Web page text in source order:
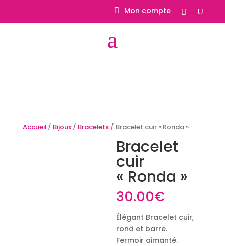
Mon compte
Accueil/ Bijoux/ Bracelets/ Bracelet cuir « Ronda »
Bracelet
cuir
« Ronda »
30.00€
Élégant Bracelet cuir,
rond et barre.
Fermoir aimanté.